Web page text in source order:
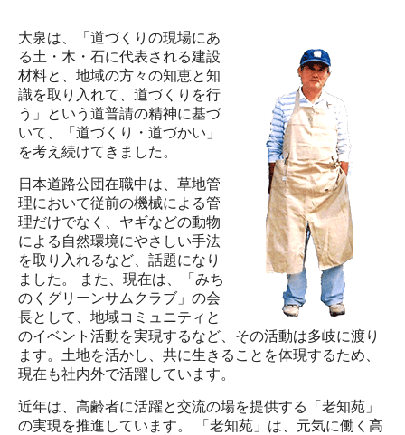
大泉は、「道づくりの現場にあ
る土・木・石に代表される建設
材料と、地域の方々の知恵と知
識を取り入れて、道づくりを行
う」という道普請の精神に基づ
いて、「道づくり・道づかい」
を考え続けてきました。
日本道路公団在職中は、草地管
理において従前の機械による管
理だけでなく、ヤギなどの動物
による自然環境にやさしい手法
を取り入れるなど、話題になり
ました。 また、現在は、「みち
のくグリーンサムクラブ」の会
長として、地域コミュニティと
のイベント活動を実現するなど、その活動は多岐に渡り
ます。土地を活かし、共に生きることを体現するため、
現在も社内外で活躍しています。
近年は、高齢者に活躍と交流の場を提供する「老知苑」
の実現を推進しています。 「老知苑」は、元気に働く高